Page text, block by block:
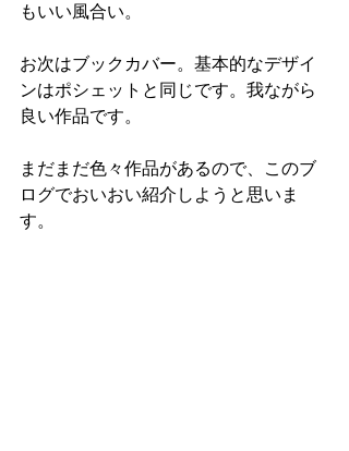
もいい風合い。
お次はブックカバー。基本的なデザイ
ンはポシェットと同じです。我ながら
良い作品です。
まだまだ色々作品があるので、このブ
ログでおいおい紹介しようと思いま
す。